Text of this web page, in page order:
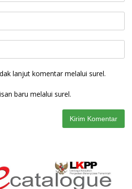
lanjut komentar melalui surel.
baru melalui surel.